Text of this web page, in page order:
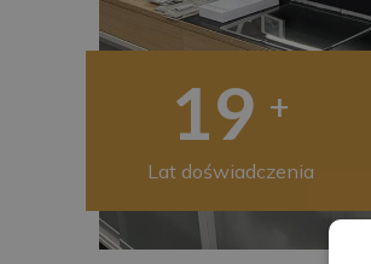
20 +
Lat doświadczenia